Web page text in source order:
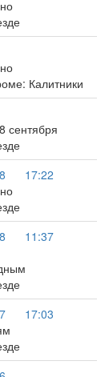
Калитники
сентября
17:22
11:37
17:03